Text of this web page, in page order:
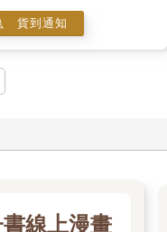
貨到通知
線上漫畫